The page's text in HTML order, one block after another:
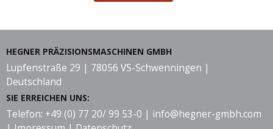
HEGNER PRÄZISIONSMASCHINEN GMBH
Lupfenstraße 29 | 78056 VS-Schwenningen |
Deutschland
SIE ERREICHEN UNS:
Telefon: +49 (0) 77 20/ 99 53-0 | info@hegner-gmbh.com